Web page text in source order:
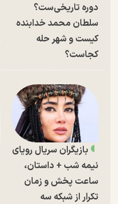
دوره تاریخی‌ست؟
سلطان محمد خدابنده
کیست و شهر حله
کجاست؟
بازیگران سریال رویای
نیمه شب + داستان،
ساعت پخش و زمان
تکرار از شبکه سه